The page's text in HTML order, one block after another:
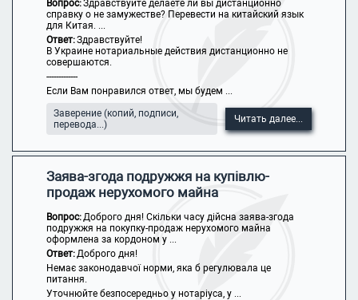
Вопрос:Здравствуйте делаете ли вы дистанционно
справку о не замужестве? Перевести на китайский язык
для Китая. ...
Ответ:Здравствуйте!
В Украине нотариальные действия дистанционно не
совершаются.
-------------
Если Вам понравился ответ, мы будем ...
Заверение (копий, подписи,
перевода...)
Читать далее...
Заява-згода подружжя на купівлю-
продаж нерухомого майна
Вопрос:Доброго дня! Скільки часу дійсна заява-згода
подружжя на покупку-продаж нерухомого майна
оформлена за кордоном у ...
Ответ:Доброго дня!
Немає законодавчої норми, яка б регулювала це
питання.
Уточнюйте безпосередньо у нотаріуса, у ...